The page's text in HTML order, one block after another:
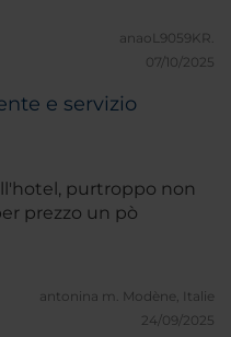
anaoL9059KR.
07/10/2025
e servizio
purtroppo non
prezzo un pò
antonina m. Modène, Italie
24/09/2025